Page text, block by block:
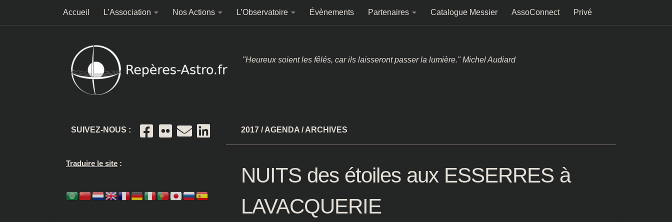
Skip to contentAccueil L’Association Nos Actions L’Observatoire Évènements Partenaires Catalogue Messier AssoConnect Privé
"Heureux soient les fêlés, car ils laisseront passer la lumière." Michel Audiard
2017 / AGENDA / ARCHIVES
NUITS des étoiles aux ESSERRES à
LAVACQUERIE
SUIVEZ-NOUS :
Traduire le site :